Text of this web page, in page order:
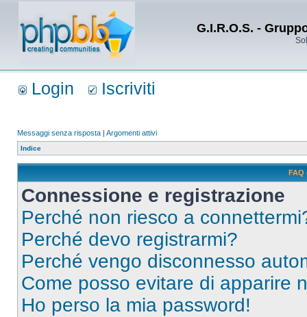
G.I.R.O.S. -
Login Iscriviti
Messaggi senza risposta | Argomenti attivi
Indice
FAQ
Connessione e registrazione
Perché non riesco a
Perché devo registrarmi?
Perché vengo disconnesso
Come posso evitare di apparire
Ho perso la mia password!